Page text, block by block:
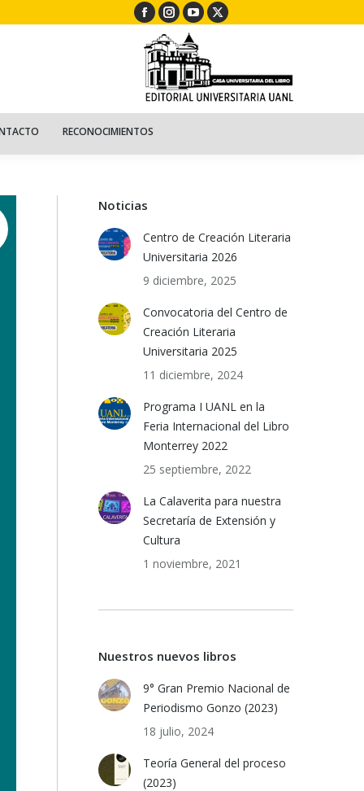
Facebook
page
opens
in
new
window
Instagram
page
opens
in
new
YouTube
page
opens
in
new
X
in
new
RECONOCIMIENTOS
Noticias
Centro de Creación Literaria
Universitaria 2026
9 diciembre, 2025
Convocatoria del Centro de
Creación Literaria
Universitaria 2025
11 diciembre, 2024
Programa I UANL en la
Feria Internacional del Libro
Monterrey 2022
25 septiembre, 2022
La Calaverita para nuestra
Secretaría de Extensión y
Cultura
1 noviembre, 2021
Nuestros nuevos libros
9° Gran Premio Nacional de
Periodismo Gonzo (2023)
18 julio, 2024
Teoría General del proceso
(2023)
NIÑOS CONTACTO RECONOCIMIENTOS